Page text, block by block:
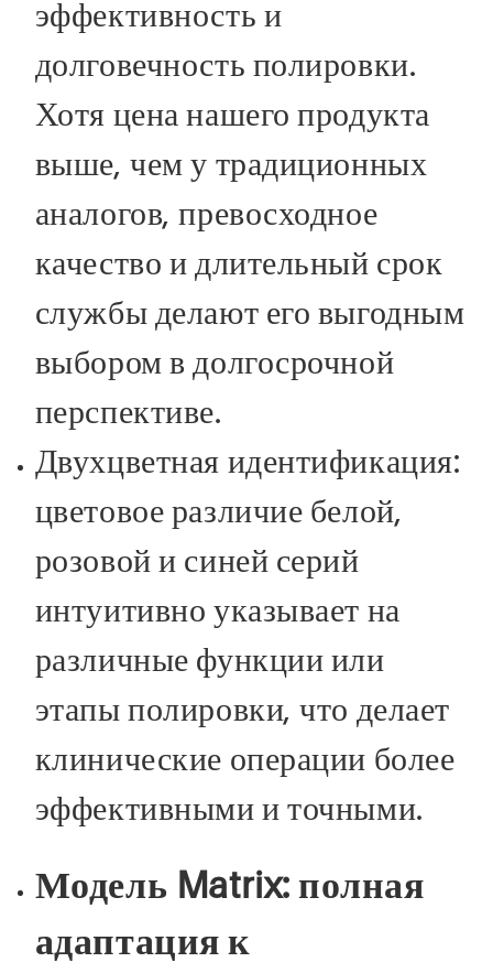
эффективность и
долговечность полировки.
Хотя цена нашего продукта
выше, чем у традиционных
аналогов, превосходное
качество и длительный срок
службы делают его выгодным
выбором в долгосрочной
перспективе.
Двухцветная идентификация:
цветовое различие белой,
розовой и синей серий
интуитивно указывает на
различные функции или
этапы полировки, что делает
клинические операции более
эффективными и точными.
Модель Matrix: полная
адаптация к